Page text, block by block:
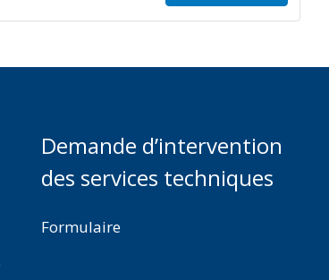
Demande d’intervention
des services techniques
Formulaire